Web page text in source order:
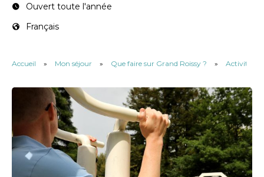
Ouvert toute l'année
Français
Accueil » Mon séjour » Que faire sur Grand Roissy ? » Activités